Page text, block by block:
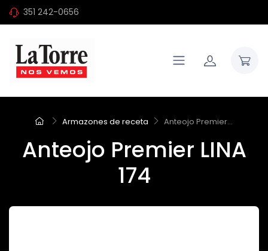
351 242-0656
Armazones de receta Anteojo Premier...
Anteojo Premier LINA
174